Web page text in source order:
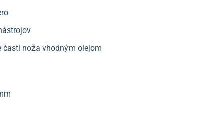
noža vhodným olejom